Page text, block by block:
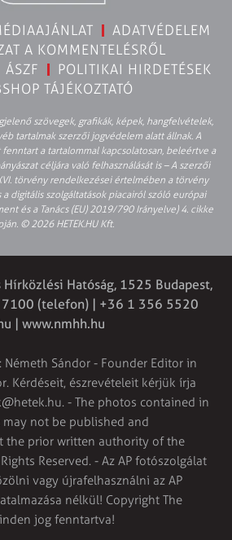
ADATVÉDELEM
A KOMMENTELÉSRŐL
ÁSZF
POLITIKAI HIRDETÉSEK
TÁJÉKOZTATÓ
szövegek, grafikák, képek, hangfelvételek,
tartalmak szerzői jogvédelem alatt állnak. A
a tartalommal kapcsolatosan, beleértve a
céljára való felhasználását is – A szerzői
törvény rendelkezései értelmében a törvény
a digitális szolgáltatások piacairól szóló európai
és a Tanács (EU) 2019/790 Irányelve) 4. cikke
© 2026 HETEK.HU Kft.
Hatóság, 1525 Budapest,
(telefon) | +36 1 356 5520
| www.nmhh.hu
Sándor - Founder Editor in
Kérdéseit, észrevételeit kérjük írja
. - The photos contained in
may not be published and
the prior written authority of the
Reserved. - Az AP fotószolgálat
vagy újrafelhasználni az AP
nélkül! Copyright The
jog fenntartva!